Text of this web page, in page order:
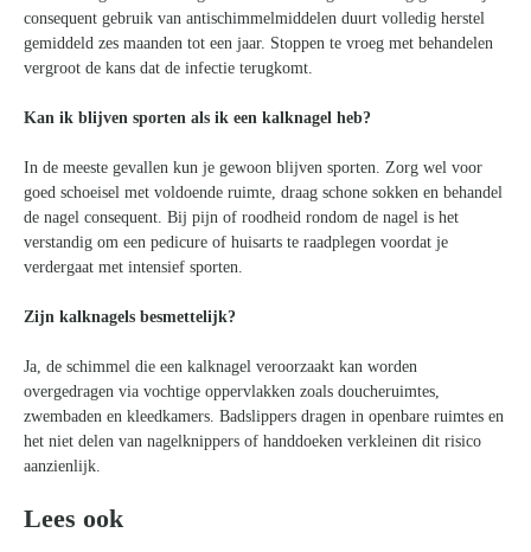
naar:
consequent gebruik van antischimmelmiddelen duurt volledig herstel
gemiddeld zes maanden tot een jaar. Stoppen te vroeg met behandelen
vergroot de kans dat de infectie terugkomt.
Kan ik blijven sporten als ik een kalknagel heb?
In de meeste gevallen kun je gewoon blijven sporten. Zorg wel voor
goed schoeisel met voldoende ruimte, draag schone sokken en behandel
de nagel consequent. Bij pijn of roodheid rondom de nagel is het
verstandig om een pedicure of huisarts te raadplegen voordat je
verdergaat met intensief sporten.
Zijn kalknagels besmettelijk?
Ja, de schimmel die een kalknagel veroorzaakt kan worden
overgedragen via vochtige oppervlakken zoals doucheruimtes,
zwembaden en kleedkamers. Badslippers dragen in openbare ruimtes en
het niet delen van nagelknippers of handdoeken verkleinen dit risico
aanzienlijk.
Lees ook